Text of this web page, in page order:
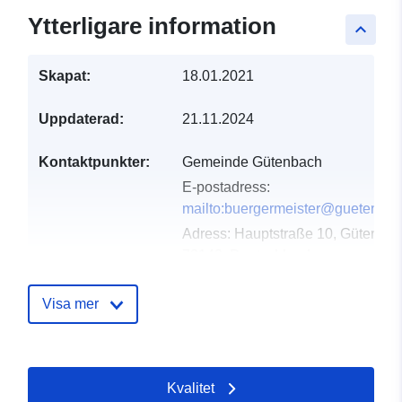
keyboard_arrow_up
Ytterligare information
Skapat: 18.01.2021
Uppdaterad: 21.11.2024
Kontaktpunkter:
Gemeinde Gütenbach
E-postadress:
Adress: Hauptstraße 10,
February 2026
Uppdaterad på data.europa.eu:
Visa mer
Kvalitet